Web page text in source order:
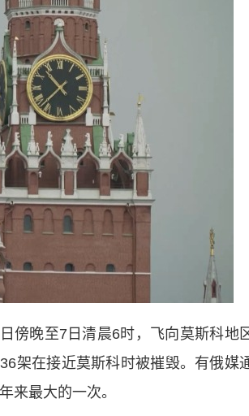
晚至7日清晨6时，飞向莫斯科地
架在接近莫斯科时被摧毁。有俄媒
来最大的一次。